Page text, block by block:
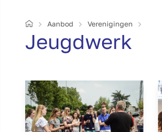
HomeAanbod Verenigingen
Jeugdwerk